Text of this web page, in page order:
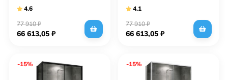
профиль Черный стекло
прозрачное
4.6
77 910₽
66 613,05 ₽
Хром стекло
прозрачное
4.1
77 910₽
66 613,05 ₽
-15% -15%